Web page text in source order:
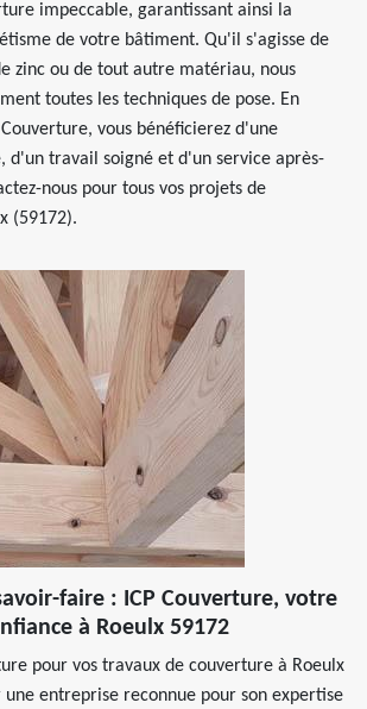
impeccable, garantissant ainsi la
de votre bâtiment. Qu'il s'agisse de
zinc ou de tout autre matériau, nous
toutes les techniques de pose. En
vous bénéficierez d'une
d'un travail soigné et d'un service après-
nous pour tous vos projets de
(59172).
faire : ICP Couverture, votre
à Roeulx 59172
pour vos travaux de couverture à Roeulx
une entreprise reconnue pour son expertise